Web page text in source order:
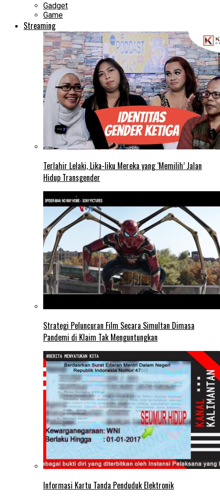
Gadget
Game
Streaming
Terlahir Lelaki, Lika-liku Mereka yang ‘Memilih’ Jalan
Hidup Transgender
Strategi Peluncuran Film Secara Simultan Dimasa
Pandemi di Klaim Tak Menguntungkan
Informasi Kartu Tanda Penduduk Elektronik